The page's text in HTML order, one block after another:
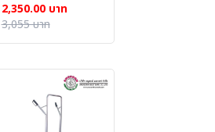
2,350.00 บาท
3,055 บาท